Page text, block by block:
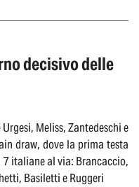
decisivo delle
Meliss, Zantedeschi e
draw, dove la prima testa
7 italiane al via: Brancaccio,
Basiletti e Ruggeri